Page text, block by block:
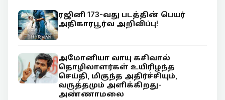
ரஜினி 173-வது படத்தின் பெயர்
அதிகாரபூர்வ அறிவிப்பு!
அமோனியா வாயு கசிவால்
தொழிலாளர்கள் உயிரிழந்த
செய்தி, மிகுந்த அதிர்ச்சியும்,
வருத்தமும் அளிக்கிறது-
அண்ணாமலை